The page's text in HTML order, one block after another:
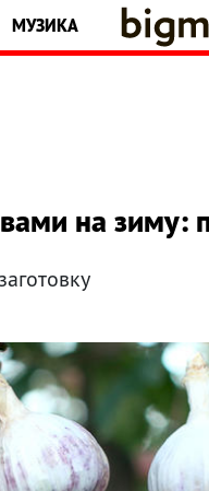
МУЗИКА
на зиму: